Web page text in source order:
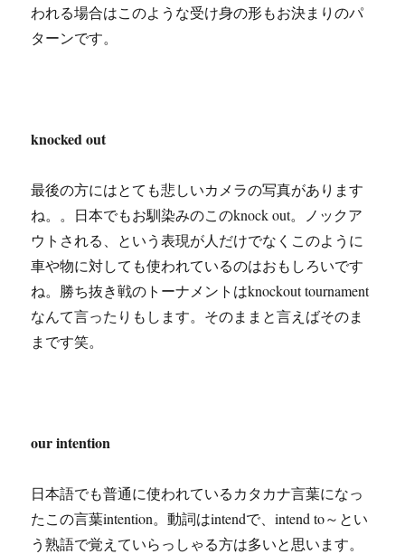
われる場合はこのような受け身の形もお決まりのパ
ターンです。
knocked out
最後の方にはとても悲しいカメラの写真があります
ね。。日本でもお馴染みのこのknock out。ノックア
ウトされる、という表現が人だけでなくこのように
車や物に対しても使われているのはおもしろいです
ね。勝ち抜き戦のトーナメントはknockout tournament
なんて言ったりもします。そのままと言えばそのま
まです笑。
our intention
日本語でも普通に使われているカタカナ言葉になっ
たこの言葉intention。動詞はintendで、intend to～とい
う熟語で覚えていらっしゃる方は多いと思います。